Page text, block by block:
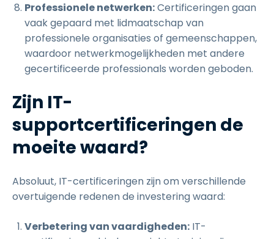
Professionele netwerken:Certificeringen gaan
vaak gepaard met lidmaatschap van
professionele organisaties of gemeenschappen,
waardoor netwerkmogelijkheden met andere
gecertificeerde professionals worden geboden.
Zijn IT-
supportcertificeringen de
moeite waard?
Absoluut, IT-certificeringen zijn om verschillende
overtuigende redenen de investering waard:
Verbetering van vaardigheden: IT-